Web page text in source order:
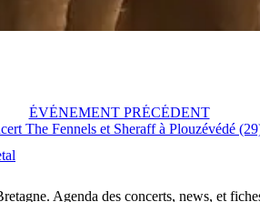
ÉVÉNEMENT PRÉCÉDENT
The Fennels et Sheraff à Plouzévédé
Agenda des concerts, news, et